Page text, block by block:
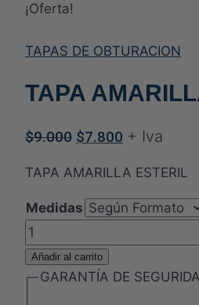
¡Oferta!
TAPAS DE OBTURACION
TAPA
$9.000 El
original
era:
$9.000.
$7.800 El
actual
es:
$7.800.
+ Iva
TAPA AMARILLA ESTERIL
Medidas
TAPA
AMARILLA
ESTERIL
Añadir al carrito
GARANTÍA DE